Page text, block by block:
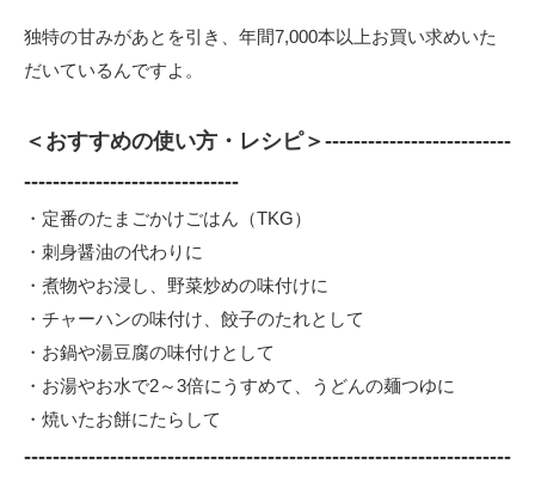
独特の甘みがあとを引き、年間7,000本以上お買い求めいた
だいているんですよ。
＜おすすめの使い方・レシピ＞--------------------------
------------------------------
・定番のたまごかけごはん（TKG）
・刺身醤油の代わりに
・煮物やお浸し、野菜炒めの味付けに
・チャーハンの味付け、餃子のたれとして
・お鍋や湯豆腐の味付けとして
・お湯やお水で2～3倍にうすめて、うどんの麺つゆに
・焼いたお餅にたらして
--------------------------------------------------------------------